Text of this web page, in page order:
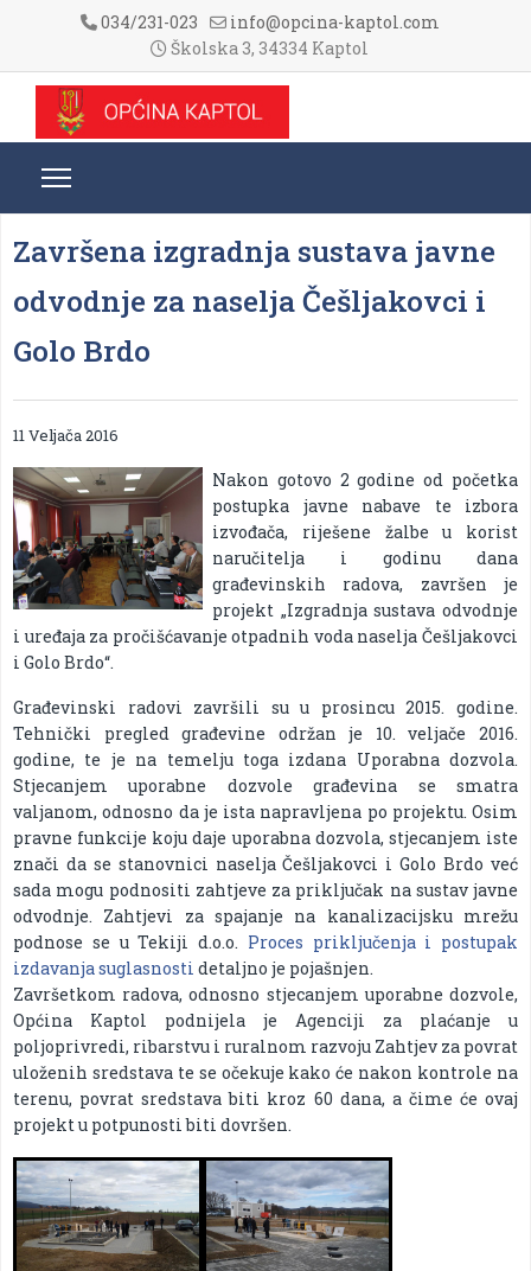
034/231-023
info@opcina-kaptol.com
Školska 3, 34334 Kaptol
Završena izgradnja sustava javne
odvodnje za naselja Češljakovci i
Golo Brdo
11 Veljača 2016
Nakon gotovo 2 godine od početka
postupka javne nabave te izbora
izvođača, riješene žalbe u korist
naručitelja i godinu dana
građevinskih radova, završen je
projekt „Izgradnja sustava odvodnje
i uređaja za pročišćavanje otpadnih voda naselja Češljakovci
i Golo Brdo“.
Građevinski radovi završili su u prosincu 2015. godine.
Tehnički pregled građevine održan je 10. veljače 2016.
godine, te je na temelju toga izdana Uporabna dozvola.
Stjecanjem uporabne dozvole građevina se smatra
valjanom, odnosno da je ista napravljena po projektu. Osim
pravne funkcije koju daje uporabna dozvola, stjecanjem iste
znači da se stanovnici naselja Češljakovci i Golo Brdo već
sada mogu podnositi zahtjeve za priključak na sustav javne
odvodnje. Zahtjevi za spajanje na kanalizacijsku mrežu
podnose se u Tekiji d.o.o. Proces priključenja i postupak
izdavanja suglasnosti detaljno je pojašnjen.
Završetkom radova, odnosno stjecanjem uporabne dozvole,
Općina Kaptol podnijela je Agenciji za plaćanje u
poljoprivredi, ribarstvu i ruralnom razvoju Zahtjev za povrat
uloženih sredstava te se očekuje kako će nakon kontrole na
terenu, povrat sredstava biti kroz 60 dana, a čime će ovaj
projekt u potpunosti biti dovršen.